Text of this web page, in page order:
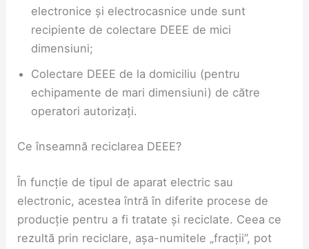
electronice și electrocasnice unde sunt
recipiente de colectare DEEE de mici
dimensiuni;
Colectare DEEE de la domiciliu (pentru
echipamente de mari dimensiuni) de către
operatori autorizați.
Ce înseamnă reciclarea DEEE?
În funcție de tipul de aparat electric sau
electronic, acestea întră în diferite procese de
producție pentru a fi tratate și reciclate. Ceea ce
rezultă prin reciclare, așa-numitele „fracții”, pot